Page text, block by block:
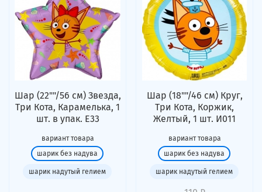
Шар (22""/56 см) Звезда,
Три Кота, Карамелька, 1
шт. в упак. Е33
вариант товара
шарик без надува
шарик надутый гелием
Шар (18""/46 см) Круг,
Три Кота, Коржик,
Желтый, 1 шт. И011
вариант товара
шарик без надува
шарик надутый гелием